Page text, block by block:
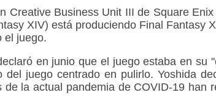
Creative Business Unit III de Square
XIV) está produciendo Final Fantasy
el juego.
en junio que el juego estaba en su
del juego centrado en pulirlo. Yoshida
de la actual pandemia de COVID-19 han